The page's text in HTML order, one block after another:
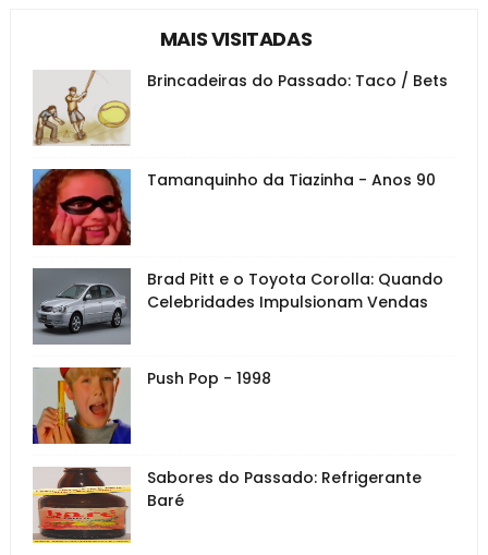
MAIS VISITADAS
Brincadeiras do Passado: Taco / Bets
Tamanquinho da Tiazinha - Anos 90
Brad Pitt e o Toyota Corolla: Quando
Celebridades Impulsionam Vendas
Push Pop - 1998
Sabores do Passado: Refrigerante
Baré